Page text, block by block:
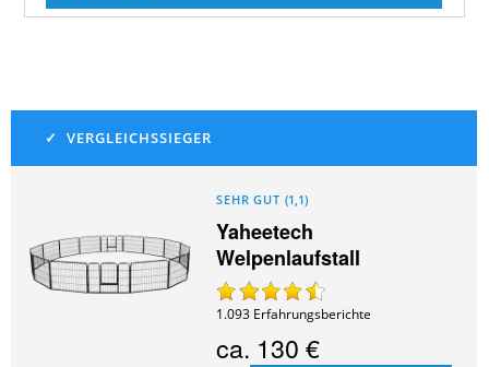
SEHR GUT (1,1)
Yaheetech
Welpenlaufstall
1.093 Erfahrungsberichte
ca. 130 €